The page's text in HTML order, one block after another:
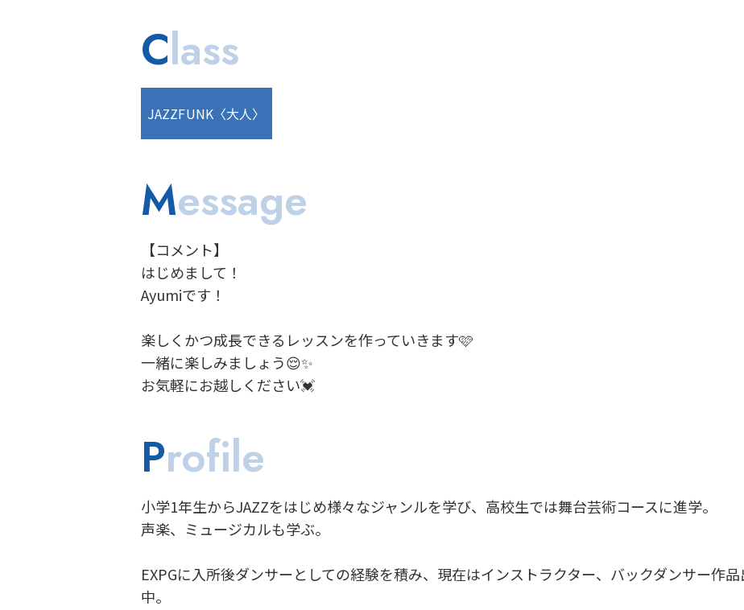
Class
JAZZFUNK〈大人〉
Message
【コメント】
はじめまして！
Ayumiです！
楽しくかつ成長できるレッスンを作っていきます🩷
一緒に楽しみましょう😌✨
お気軽にお越しください💓
Profile
小学1年生からJAZZをはじめ様々なジャンルを学び、高校生では舞台芸術コースに進学。
声楽、ミュージカルも学ぶ。
EXPGに入所後ダンサーとしての経験を積み、現在はインストラクター、バックダンサー作
中。